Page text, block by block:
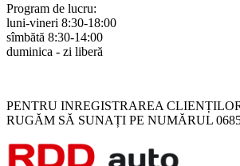
Program de lucru:
luni-vineri 8:30-18:00
sîmbătă 8:30-14:00
duminica - zi liberă
PENTRU INREGISTRAREA
RUGĂM SĂ SUNAȚI PE NUMĂRUL